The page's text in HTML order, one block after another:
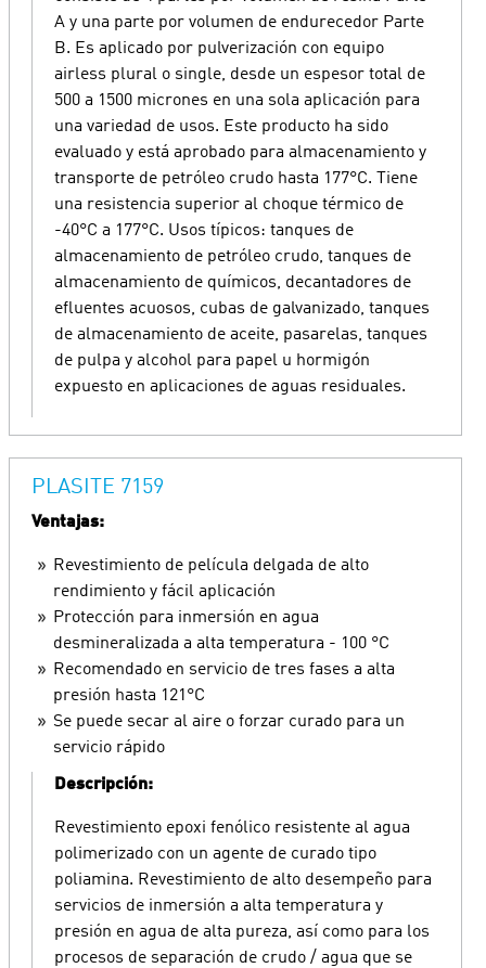
A y una parte por volumen de endurecedor Parte
B. Es aplicado por pulverización con equipo
airless plural o single, desde un espesor total de
500 a 1500 micrones en una sola aplicación para
una variedad de usos. Este producto ha sido
evaluado y está aprobado para almacenamiento y
transporte de petróleo crudo hasta 177°C. Tiene
una resistencia superior al choque térmico de
-40°C a 177°C. Usos típicos: tanques de
almacenamiento de petróleo crudo, tanques de
almacenamiento de químicos, decantadores de
efluentes acuosos, cubas de galvanizado, tanques
de almacenamiento de aceite, pasarelas, tanques
de pulpa y alcohol para papel u hormigón
expuesto en aplicaciones de aguas residuales.
PLASITE 7159
Ventajas:
Revestimiento de película delgada de alto
rendimiento y fácil aplicación
Protección para inmersión en agua
desmineralizada a alta temperatura - 100 °C
Recomendado en servicio de tres fases a alta
presión hasta 121°C
Se puede secar al aire o forzar curado para un
servicio rápido
Descripción:
Revestimiento epoxi fenólico resistente al agua
polimerizado con un agente de curado tipo
poliamina. Revestimiento de alto desempeño para
servicios de inmersión a alta temperatura y
presión en agua de alta pureza, así como para los
procesos de separación de crudo / agua que se